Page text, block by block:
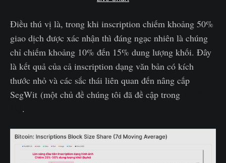
Điều thú vị là, trong khi inscription chiếm khoảng 50%
giao dịch được xác nhận thì đáng ngạc nhiên là chúng
chỉ chiếm khoảng 10% đến 15% dung lượng khối. Đây
là kết quả của cả inscription dạng văn bản có kích
thước nhỏ và các sắc thái liên quan đến nâng cấp
SegWit (một chủ đề chúng tôi đã đề cập trong
.